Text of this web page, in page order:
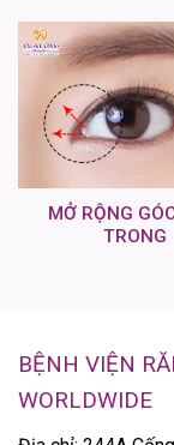
MỞ RỘNG
TRONG
BỆNH VIỆN
WORLDWIDE